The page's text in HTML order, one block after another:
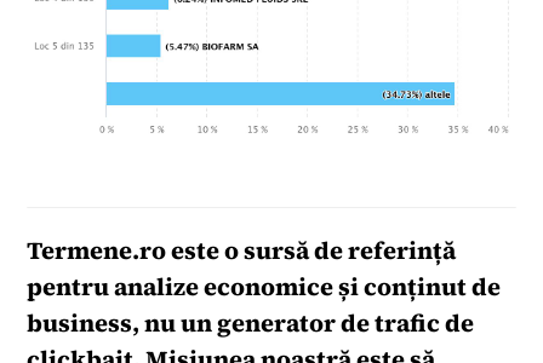
Termene.roeste o sursă de referință
pentru analize economice și conținut de
business, nu un generator de trafic de